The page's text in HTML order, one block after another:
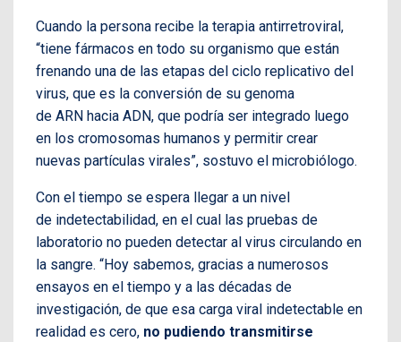
Cuando la persona recibe la terapia antirretroviral,
“tiene fármacos en todo su organismo que están
frenando una de las etapas del ciclo replicativo del
virus, que es la conversión de su genoma
de ARN hacia ADN, que podría ser integrado luego
en los cromosomas humanos y permitir crear
nuevas partículas virales”, sostuvo el microbiólogo.
Con el tiempo se espera llegar a un nivel
de indetectabilidad, en el cual las pruebas de
laboratorio no pueden detectar al virus circulando en
la sangre. “Hoy sabemos, gracias a numerosos
ensayos en el tiempo y a las décadas de
investigación, de que esa carga viral indetectable en
realidad es cero, no pudiendo transmitirse